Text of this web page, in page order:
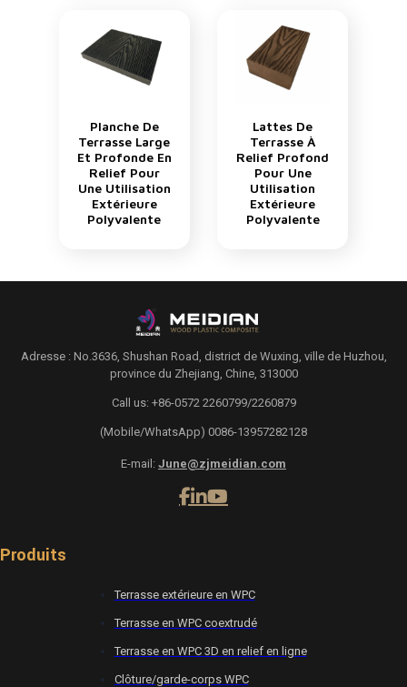
Planche De
Terrasse Large
Et Profonde En
Relief Pour
Une Utilisation
Extérieure
Polyvalente
Lattes De
Terrasse À
Relief Profond
Pour Une
Utilisation
Extérieure
Polyvalente
Adresse : No.3636, Shushan Road, district de Wuxing, ville de Huzhou,
province du Zhejiang, Chine, 313000
Call us: +86-0572 2260799/2260879
(Mobile/WhatsApp) 0086-13957282128
E-mail: June@zjmeidian.com
Produits
Terrasse extérieure en WPC
Terrasse en WPC coextrudé
Terrasse en WPC 3D en relief en ligne
Clôture/garde-corps WPC